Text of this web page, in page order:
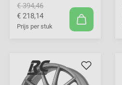
€ 394,46
€ 218,14
Prijs per stuk